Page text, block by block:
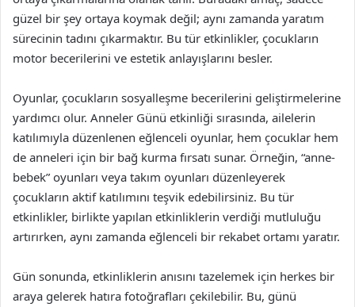
güzel bir şey ortaya koymak değil; aynı zamanda yaratım
sürecinin tadını çıkarmaktır. Bu tür etkinlikler, çocukların
motor becerilerini ve estetik anlayışlarını besler.
Oyunlar, çocukların sosyalleşme becerilerini geliştirmelerine
yardımcı olur. Anneler Günü etkinliği sırasında, ailelerin
katılımıyla düzenlenen eğlenceli oyunlar, hem çocuklar hem
de anneleri için bir bağ kurma fırsatı sunar. Örneğin, “anne-
bebek” oyunları veya takım oyunları düzenleyerek
çocukların aktif katılımını teşvik edebilirsiniz. Bu tür
etkinlikler, birlikte yapılan etkinliklerin verdiği mutluluğu
artırırken, aynı zamanda eğlenceli bir rekabet ortamı yaratır.
Gün sonunda, etkinliklerin anısını tazelemek için herkes bir
araya gelerek hatıra fotoğrafları çekilebilir. Bu, günü